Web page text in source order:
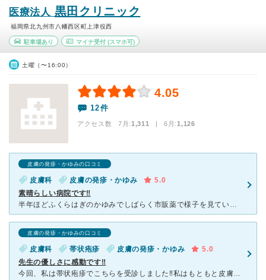
医療法人 黒田クリニック
福岡県北九州市八幡西区町上津役西
駐車場あり マイナ受付(スマホ可)
土曜（〜16:00）
4.05
12件
アクセス数 7月:1,311 | 6月:1,126
皮膚の発疹・かゆみの口コミ
皮膚科 皮膚の発疹・かゆみ
5.0
素晴らしい病院です‼️
半年ほどふくらはぎのかゆみでしばらく市販薬で様子を見ていましたがこちらの口コミを見てあまり皮膚科には行きたくなかった意を決して受診しました。雰囲気もよく、緊張することもありませんでした。先生がとにかく
皮膚の発疹・かゆみの口コミ
皮膚科 帯状疱疹 皮膚の発疹・かゆみ
5.0
先生の優しさに感動です‼
今回、私は帯状疱疹でこちらを受診しました‼私はもともと皮膚が弱く、別の皮膚科に通院していましたが対応が悪く、こちらを見つけました。 先生は必ず、炎症の原因を教えて下さり、どの位で治り、生活の改善点を